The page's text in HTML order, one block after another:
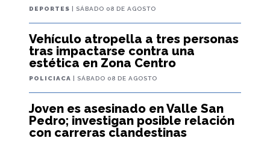
DEPORTES | SÁBADO 08 DE AGOSTO
Vehículo atropella a tres personas
tras impactarse contra una
estética en Zona Centro
POLICIACA | SÁBADO 08 DE AGOSTO
Joven es asesinado en Valle San
Pedro; investigan posible relación
con carreras clandestinas